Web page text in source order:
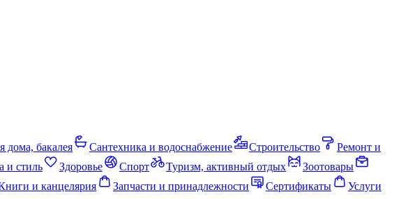
дома, бакалея Сантехника и водоснабжение Строительство
Ремонт и
и стиль Здоровье Спорт Туризм, активный отдых
Зоотовары
и канцелярия Запчасти и принадлежности Сертификаты
Услуги